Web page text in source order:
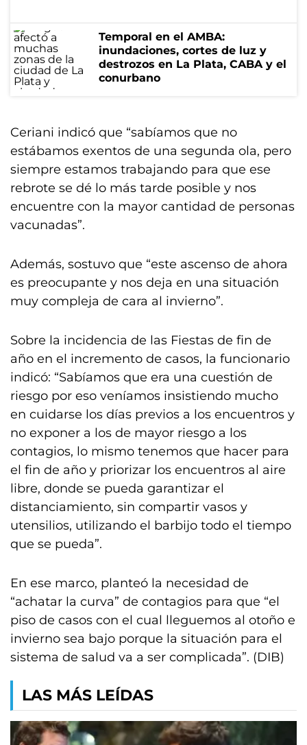
Temporal en el AMBA:
inundaciones, cortes de luz y
destrozos en La Plata, CABA y el
conurbano
Ceriani indicó que “sabíamos que no
estábamos exentos de una segunda ola, pero
siempre estamos trabajando para que ese
rebrote se dé lo más tarde posible y nos
encuentre con la mayor cantidad de personas
vacunadas”.
Además, sostuvo que “este ascenso de ahora
es preocupante y nos deja en una situación
muy compleja de cara al invierno”.
Sobre la incidencia de las Fiestas de fin de
año en el incremento de casos, la funcionario
indicó: “Sabíamos que era una cuestión de
riesgo por eso veníamos insistiendo mucho
en cuidarse los días previos a los encuentros y
no exponer a los de mayor riesgo a los
contagios, lo mismo tenemos que hacer para
el fin de año y priorizar los encuentros al aire
libre, donde se pueda garantizar el
distanciamiento, sin compartir vasos y
utensilios, utilizando el barbijo todo el tiempo
que se pueda”.
En ese marco, planteó la necesidad de
“achatar la curva” de contagios para que “el
piso de casos con el cual lleguemos al otoño e
invierno sea bajo porque la situación para el
sistema de salud va a ser complicada”. (DIB)
LAS MÁS LEÍDAS